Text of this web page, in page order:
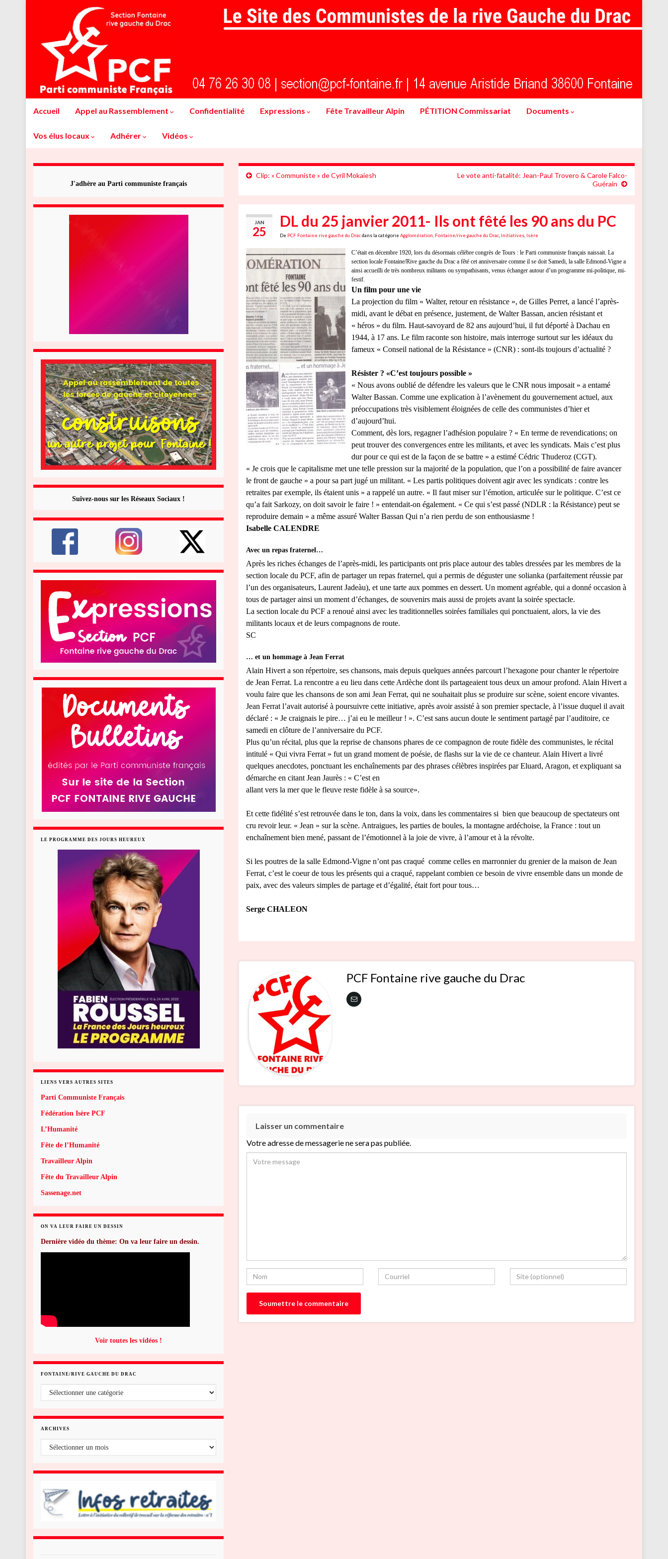
Accueil Appel au Rassemblement Confidentialité Expressions Fête Travailleur Alpin PÉTITION Commissariat Documents
Vos élus locaux Adhérer Vidéos
Clip: « Communiste » de Cyril Mokaiesh
Le vote anti-fatalité: Jean-Paul Trovero & Carole Falco-
Guérain
JAN
25
DL du 25 janvier 2011- Ils ont fêté les 90 ans du PC
De PCF Fontaine rive gauche du Dracdans la catégorieAgglomération Fontaine/rive gauche du Drac Initiatives Isère
C’était en décembre 1920, lors du désormais célèbre congrès de Tours : le Parti communiste français naissait. La
section locale Fontaine/Rive gauche du Drac a fêté cet anniversaire comme il se doit Samedi, la salle Edmond-Vigne a
ainsi accueilli de très nombreux militants ou sympathisants, venus échanger autour d’un programme mi-politique, mi-
festif.
Un film pour une vie
La projection du film « Walter, retour en résistance », de Gilles Perret, a lancé l’après-
midi, avant le débat en présence, justement, de Walter Bassan, ancien résistant et
« héros » du film. Haut-savoyard de 82 ans aujourd’hui, il fut déporté à Dachau en
1944, à 17 ans. Le film raconte son histoire, mais interroge surtout sur les idéaux du
fameux « Conseil national de la Résistance » (CNR) : sont-ils toujours d’actualité ?
Résister ? «C’est toujours possible »
« Nous avons oublié de défendre les valeurs que le CNR nous imposait » a entamé
Walter Bassan. Comme une explication à l’avènement du gouvernement actuel, aux
préoccupations très visiblement éloignées de celle des communistes d’hier et
d’aujourd’hui.
Comment, dès lors, regagner l’adhésion populaire ? « En terme de revendications; on
peut trouver des convergences entre les militants, et avec les syndicats. Mais c’est plus
dur pour ce qui est de la façon de se battre » a estimé Cédric Thuderoz (CGT).
« Je crois que le capitalisme met une telle pression sur la majorité de la population, que l’on a possibilité de faire avancer
le front de gauche » a pour sa part jugé un militant. « Les partis politiques doivent agir avec les syndicats : contre les
retraites par exemple, ils étaient unis » a rappelé un autre. « Il faut miser sur l’émotion, articulée sur le politique. C’est ce
qu’a fait Sarkozy, on doit savoir le faire ! » entendait-on également. « Ce qui s’est passé (NDLR : la Résistance) peut se
reproduire demain » a même assuré Walter Bassan Qui n’a rien perdu de son enthousiasme !
Isabelle CALENDRE
Avec un repas fraternel…
Après les riches échanges de l’après-midi, les participants ont pris place autour des tables dressées par les membres de la
section locale du PCF, afin de partager un repas fraternel, qui a permis de déguster une solianka (parfaitement réussie par
l’un des organisateurs, Laurent Jadeàu), et une tarte aux pommes en dessert. Un moment agréable, qui a donné occasion à
tous de partager ainsi un moment d’échanges, de souvenirs mais aussi de projets avant la soirée spectacle.
La section locale du PCF a renoué ainsi avec les traditionnelles soirées familiales qui ponctuaient, alors, la vie des
militants locaux et de leurs compagnons de route.
SC
… et un hommage à Jean Ferrat
Alain Hivert a son répertoire, ses chansons, mais depuis quelques années parcourt l’hexagone pour chanter le répertoire
de Jean Ferrat. La rencontre a eu lieu dans cette Ardèche dont ils partageaient tous deux un amour profond. Alain Hivert a
voulu faire que les chansons de son ami Jean Ferrat, qui ne souhaitait plus se produire sur scène, soient encore vivantes.
Jean Ferrat l’avait autorisé à poursuivre cette initiative, après avoir assisté à son premier spectacle, à l’issue duquel il avait
déclaré : « Je craignais le pire… j’ai eu le meilleur ! ». C’est sans aucun doute le sentiment partagé par l’auditoire, ce
samedi en clôture de l’anniversaire du PCF.
Plus qu’un récital, plus que la reprise de chansons phares de ce compagnon de route fidèle des communistes, le récital
intitulé « Qui vivra Ferrat » fut un grand moment de poésie, de flashs sur la vie de ce chanteur. Alain Hivert a livré
quelques anecdotes, ponctuant les enchaînements par des phrases célèbres inspirées par Eluard, Aragon, et expliquant sa
démarche en citant Jean Jaurès : « C’est en
allant vers la mer que le fleuve reste fidèle à sa source».
Et cette fidélité s’est retrouvée dans le ton, dans la voix, dans les commentaires si bien que beaucoup de spectateurs ont
cru revoir leur. « Jean » sur la scène. Antraigues, les parties de boules, la montagne ardéchoise, la France : tout un
enchaînement bien mené, passant de l’émotionnel à la joie de vivre, à l’amour et à la révolte.
Si les poutres de la salle Edmond-Vigne n’ont pas craqué comme celles en marronnier du grenier de la maison de Jean
Ferrat, c’est le coeur de tous les présents qui a craqué, rappelant combien ce besoin de vivre ensemble dans un monde de
paix, avec des valeurs simples de partage et d’égalité, était fort pour tous…
Serge CHALEON
PCF Fontaine rive gauche du Drac
Laisser un commentaire
Votre adresse de messagerie ne sera pas publiée.
J'adhère au Parti communiste français
Suivez-nous sur les Réseaux Sociaux !
LE PROGRAMME DES JOURS HEUREUX
LIENS VERS AUTRES SITES
Parti Communiste Français
Fédération Isère PCF
L’Humanité
Fête de l’Humanité
Travailleur Alpin
Fête du Travailleur Alpin
Sassenage.net
ON VA LEUR FAIRE UN DESSIN
Dernière vidéo du thème: On va leur faire un dessin.
Voir toutes les vidéos !
FONTAINE/RIVE GAUCHE DU DRAC
ARCHIVES